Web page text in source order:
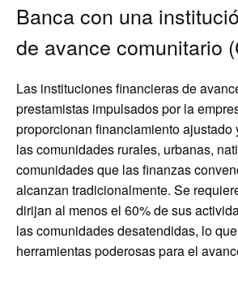
Banca con una
de avance comunitario
Las instituciones financieras de
prestamistas impulsados ​​por la
proporcionan financiamiento ajustado
las comunidades rurales, urbanas,
comunidades que las finanzas
alcanzan tradicionalmente. Se
dirijan al menos el 60% de sus
las comunidades desatendidas, lo
herramientas poderosas para el